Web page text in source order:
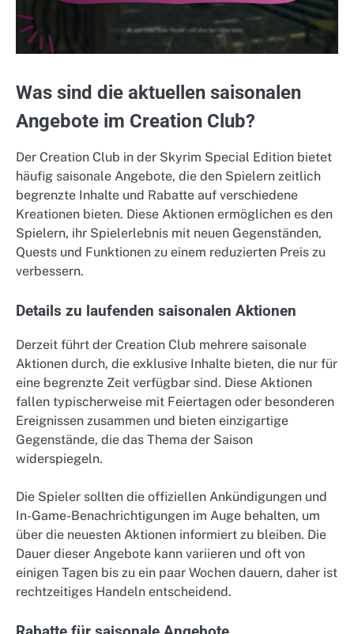
Was sind die aktuellen saisonalen
Angebote im Creation Club?
Der Creation Club in der Skyrim Special Edition bietet
häufig saisonale Angebote, die den Spielern zeitlich
begrenzte Inhalte und Rabatte auf verschiedene
Kreationen bieten. Diese Aktionen ermöglichen es den
Spielern, ihr Spielerlebnis mit neuen Gegenständen,
Quests und Funktionen zu einem reduzierten Preis zu
verbessern.
Details zu laufenden saisonalen Aktionen
Derzeit führt der Creation Club mehrere saisonale
Aktionen durch, die exklusive Inhalte bieten, die nur für
eine begrenzte Zeit verfügbar sind. Diese Aktionen
fallen typischerweise mit Feiertagen oder besonderen
Ereignissen zusammen und bieten einzigartige
Gegenstände, die das Thema der Saison
widerspiegeln.
Die Spieler sollten die offiziellen Ankündigungen und
In-Game-Benachrichtigungen im Auge behalten, um
über die neuesten Aktionen informiert zu bleiben. Die
Dauer dieser Angebote kann variieren und oft von
einigen Tagen bis zu ein paar Wochen dauern, daher ist
rechtzeitiges Handeln entscheidend.